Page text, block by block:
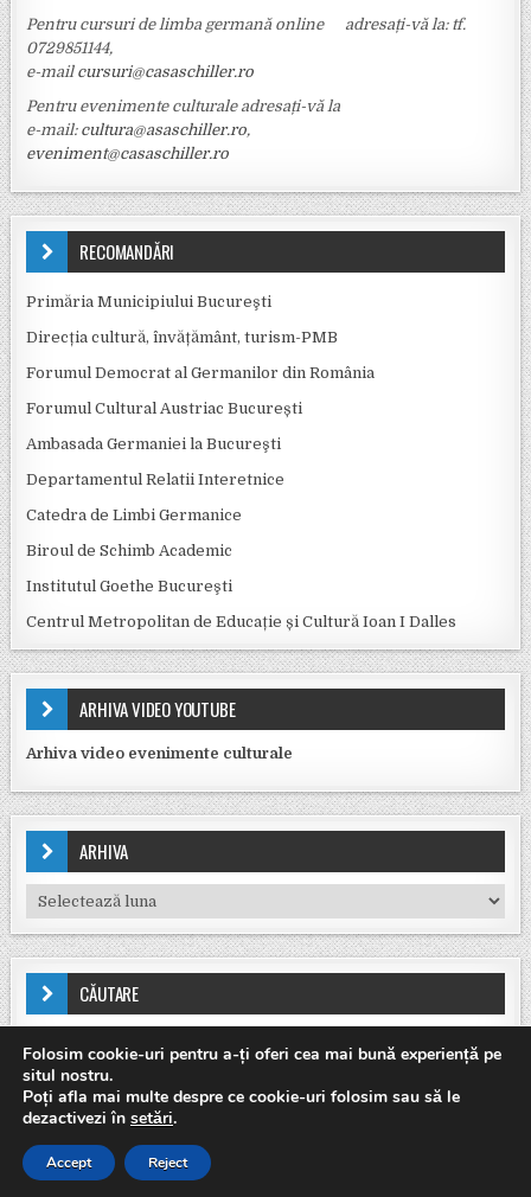
Pentru cursuri de limba germană online adresați-vă la: tf.
0729851144,
e-mail cursuri@casaschiller.ro
Pentru evenimente culturale adresați-vă la
e-mail: cultura@asaschiller.ro,
eveniment@casaschiller.ro
RECOMANDĂRI
Primăria Municipiului Bucureşti
Direcția cultură, învățământ, turism-PMB
Forumul Democrat al Germanilor din România
Forumul Cultural Austriac București
Ambasada Germaniei la Bucureşti
Departamentul Relatii Interetnice
Catedra de Limbi Germanice
Biroul de Schimb Academic
Institutul Goethe Bucureşti
Centrul Metropolitan de Educație și Cultură Ioan I Dalles
ARHIVA VIDEO YOUTUBE
Arhiva video evenimente culturale
ARHIVA
Arhiva
CĂUTARE
Copyright © 2026 Casa de Cultură Friedrich Schiller
Design by ThemesDNA.com
Folosim cookie-uri pentru a-ți oferi cea mai bună experiență pe
situl nostru.
Poți afla mai multe despre ce cookie-uri folosim sau să le
dezactivezi în setări.
Accept Reject